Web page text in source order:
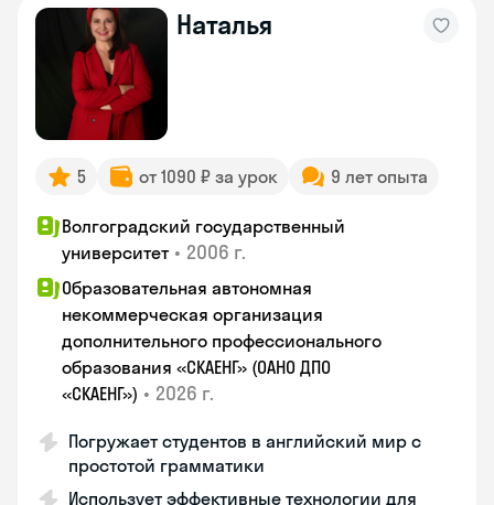
Наталья
5 от 1090 ₽ за урок 9 лет опыта
Волгоградский государственный
университет • 2006 г.
Образовательная автономная
некоммерческая организация
дополнительного профессионального
образования «СКАЕНГ» (ОАНО ДПО
«СКАЕНГ») • 2026 г.
Погружает студентов в английский мир с
простотой грамматики
Использует эффективные технологии для